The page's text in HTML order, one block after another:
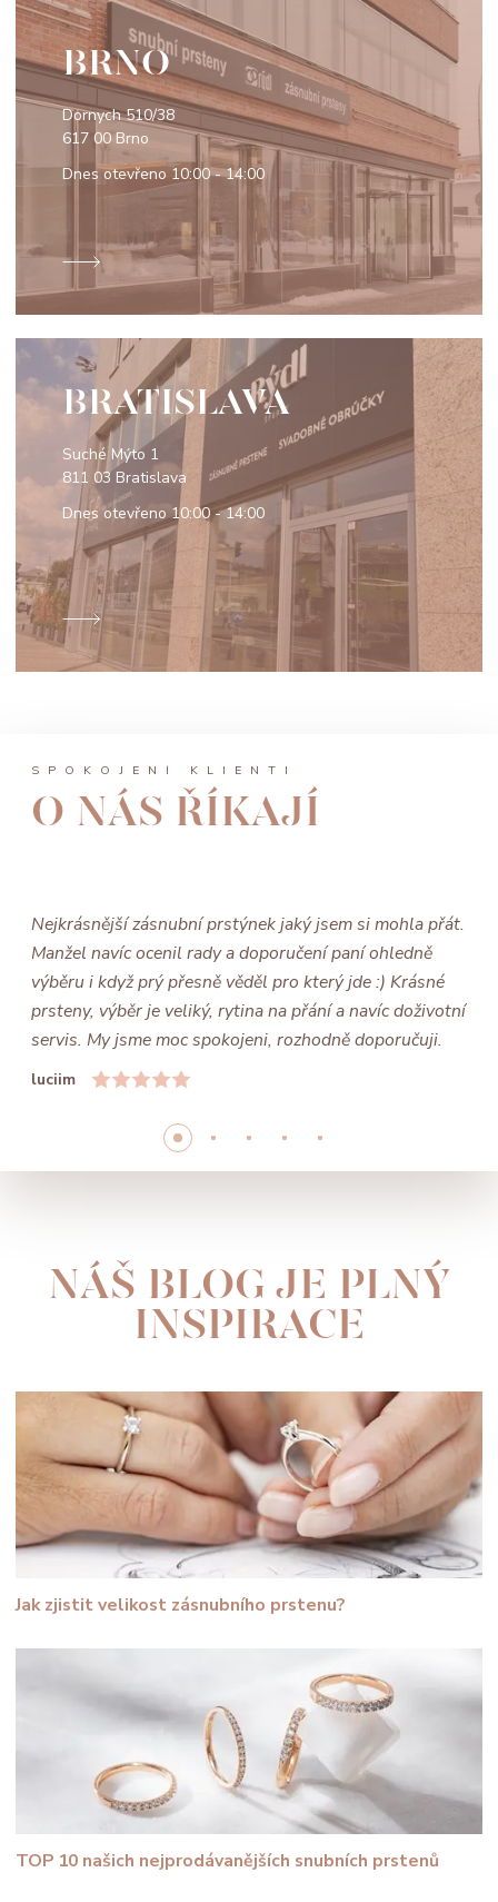
BRNO
Dornych 510/38
617 00 Brno
Dnes otevřeno 10:00 - 14:00
BRATISLAVA
Suché Mýto 1
811 03 Bratislava
Dnes otevřeno10:00 - 14:00
SPOKOJENÍ KLIENTI
O NÁS ŘÍKAJÍ
Nejkrásnější zásnubní prstýnek jaký jsem si mohla přát.
Manžel navíc ocenil rady a doporučení paní ohledně
výběru i když prý přesně věděl pro který jde :) Krásné
prsteny, výběr je veliký, rytina na přání a navíc doživotní
servis. My jsme moc spokojeni, rozhodně doporučuji.
luciim
NÁŠ BLOG JE PLNÝ
INSPIRACE
Jak zjistit velikost zásnubního prstenu?
TOP 10 našich nejprodávanějších snubních prstenů